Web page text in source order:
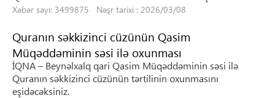
Xəbər sayı: 3499875 Nəşr tarixi : 2026/03/08
Quranın səkkizinci cüzünün Qasim
Müqəddəminin səsi ilə oxunması
İQNA – Beynəlxalq qari Qasim Müqəddəminin səsi ilə
Quranın səkkizinci cüzünün tərtilinin oxunmasını
eşidəcəksiniz.